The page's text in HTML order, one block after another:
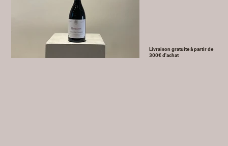
Livraison gratuite à partir de
300€ d'achat